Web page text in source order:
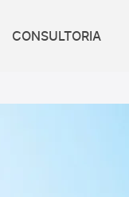
CONSULTORIA